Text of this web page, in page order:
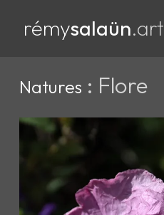
rémysalaün.art
Natures : Flore